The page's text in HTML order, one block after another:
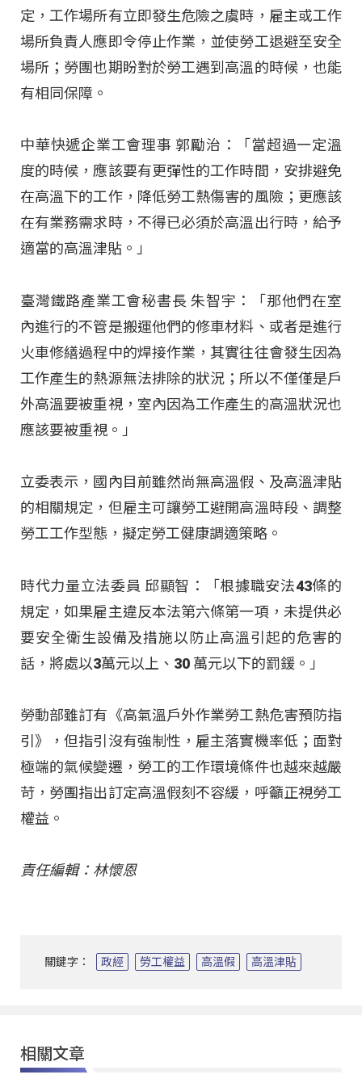
定，工作場所有立即發生危險之虞時，雇主或工作
場所負責人應即令停止作業，並使勞工退避至安全
場所；勞團也期盼對於勞工遇到高溫的時候，也能
有相同保障。
中華快遞企業工會理事 郭勵治：「當超過一定溫
度的時候，應該要有更彈性的工作時間，安排避免
在高溫下的工作，降低勞工熱傷害的風險；更應該
在有業務需求時，不得已必須於高溫出行時，給予
適當的高溫津貼。」
臺灣鐵路產業工會秘書長 朱智宇：「那他們在室
內進行的不管是搬運他們的修車材料、或者是進行
火車修繕過程中的焊接作業，其實往往會發生因為
工作產生的熱源無法排除的狀況；所以不僅僅是戶
外高溫要被重視，室內因為工作產生的高溫狀況也
應該要被重視。」
立委表示，國內目前雖然尚無高溫假、及高溫津貼
的相關規定，但雇主可讓勞工避開高溫時段、調整
勞工工作型態，擬定勞工健康調適策略。
時代力量立法委員 邱顯智：「根據職安法43條的
規定，如果雇主違反本法第六條第一項，未提供必
要安全衛生設備及措施以防止高溫引起的危害的
話，將處以3萬元以上、30 萬元以下的罰鍰。」
勞動部雖訂有《高氣溫戶外作業勞工熱危害預防指
引》，但指引沒有強制性，雇主落實機率低；面對
極端的氣候變遷，勞工的工作環境條件也越來越嚴
苛，勞團指出訂定高溫假刻不容緩，呼籲正視勞工
權益。
責任編輯：林懷恩
關鍵字： 政經 勞工權益 高溫假 高溫津貼
相關文章